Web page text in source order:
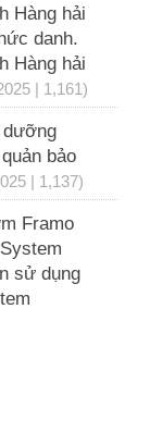
Hàng hải
danh.
Hàng hải
| 1,161)
dưỡng
bảo
| 1,137)
Framo
sử dụng